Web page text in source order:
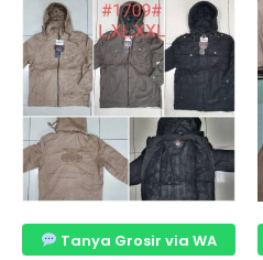
Tanya Grosir via WA